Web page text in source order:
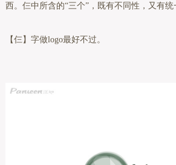
西。仨中所含的“三个”，既有不同性，又有统
【仨】字做logo最好不过。